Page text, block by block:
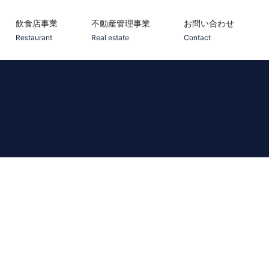
飲食店事業
Restaurant
不動産管理事業
Real estate
お問い合わせ
Contact